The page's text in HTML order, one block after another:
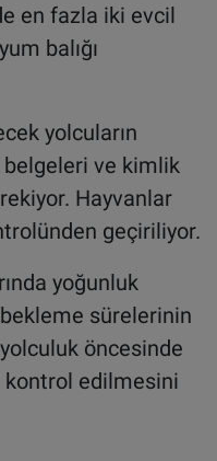
en fazla iki evcil
balığı
yolcuların
belgeleri ve kimlik
Hayvanlar
geçiriliyor.
yoğunluk
bekleme sürelerinin
öncesinde
kontrol edilmesini